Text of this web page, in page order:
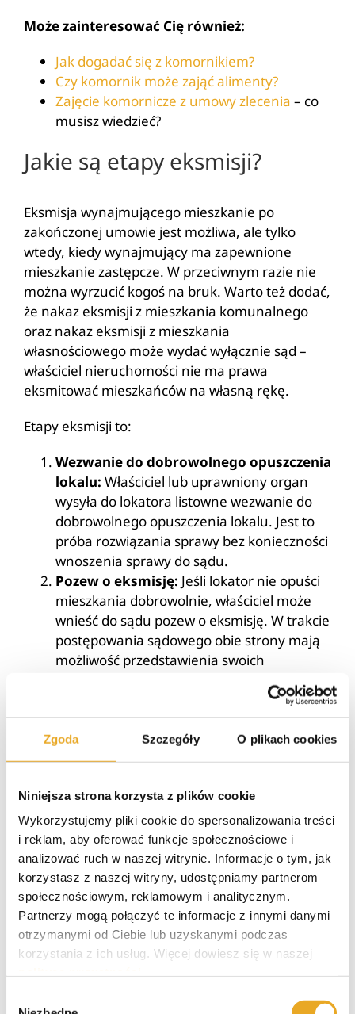
Zgoda Szczegóły O plikach cookies
Niniejsza strona korzysta z plików cookie
Wykorzystujemy pliki cookie do spersonalizowania treści
i reklam, aby oferować funkcje społecznościowe i
analizować ruch w naszej witrynie. Informacje o tym, jak
korzystasz z naszej witryny, udostępniamy partnerom
społecznościowym, reklamowym i analitycznym.
Partnerzy mogą połączyć te informacje z innymi danymi
otrzymanymi od Ciebie lub uzyskanymi podczas
korzystania z ich usług. Więcej dowiesz się w naszej
Może zainteresować Cię również:
Jak dogadać się z komornikiem?
Czy komornik może zająć alimenty?
Zajęcie komornicze z umowy zlecenia – co
musisz wiedzieć?
Jakie są etapy eksmisji?
Eksmisja wynajmującego mieszkanie po
zakończonej umowie jest możliwa, ale tylko
wtedy, kiedy wynajmujący ma zapewnione
mieszkanie zastępcze. W przeciwnym razie nie
można wyrzucić kogoś na bruk. Warto też dodać,
że nakaz eksmisji z mieszkania komunalnego
oraz nakaz eksmisji z mieszkania
własnościowego może wydać wyłącznie sąd –
właściciel nieruchomości nie ma prawa
eksmitować mieszkańców na własną rękę.
Etapy eksmisji to:
Wezwanie do dobrowolnego opuszczenia
lokalu: Właściciel lub uprawniony organ
wysyła do lokatora listowne wezwanie do
dobrowolnego opuszczenia lokalu. Jest to
próba rozwiązania sprawy bez konieczności
wnoszenia sprawy do sądu.
Pozew o eksmisję: Jeśli lokator nie opuści
mieszkania dobrowolnie, właściciel może
wnieść do sądu pozew o eksmisję. W trakcie
postępowania sądowego obie strony mają
możliwość przedstawienia swoich
argumentów, a sąd podejmuje decyzję o
Egzekucja wyroku eksmisyjnego:Jeśli
sąd wyda wyrok na korzyść właściciela i
zdecyduje o eksmisji, następuje etap
przeprowadza komornik sądowy, który ma
za zadanie fizyczne usunięcie lokatora z
mieszkania oraz jego rzeczy.
Dość nietypowa sprawa to także dzikie eksmisje.
To sytuacje, w których eksmisja odbywa się bez
odpowiedniego postępowania sądowego i jest
przeprowadzana w sposób nielegalny. Jest to
działanie niezgodne z prawem i naraża osoby
orzecznictwie sądu często bywa problematyczna,